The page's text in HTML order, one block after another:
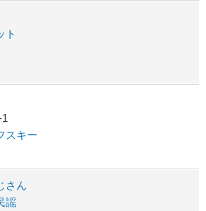
ト
スキー
さん
謡